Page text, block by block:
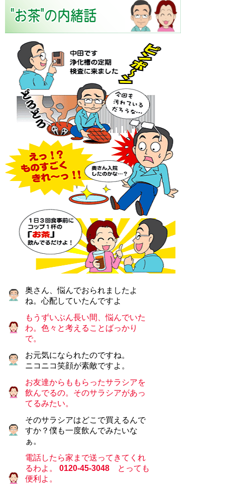
奥さん、悩んでおられましたよ
ね。心配していたんですよ
もうずいぶん長い間、悩んでいた
わ。色々と考えることばっかり
で。
お元気になられたのですね。
ニコニコ笑顔が素敵ですよ。
お友達からももらったサラシアを
飲んでるの。そのサラシアがあっ
てるみたい。
そのサラシアはどこで買えるんで
すか？僕も一度飲んでみたいな
ぁ。
電話したら家まで送ってきてくれ
るわよ。 0120-45-3048 とっても
便利よ。